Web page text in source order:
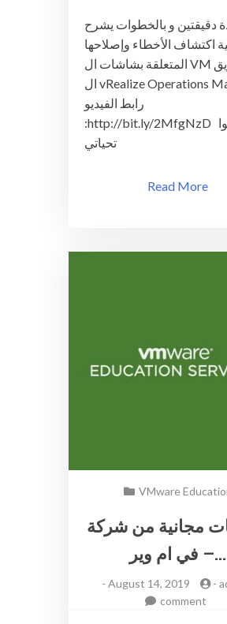
لمدة
و
دقيقتين و بالخطوات يشرح
اكتشاف الأخطاء وإصلاحها
المتعلقة بشاشات ال VM عن طريق
ال vRealize Operations Manager
رابط الفيديو
:http://bit.ly/2MfgNzD وتقبلوا
تحياتي
Read More
VMware
مجانية من شركة
في ام وير –…
- August 14, 2019 -
comment